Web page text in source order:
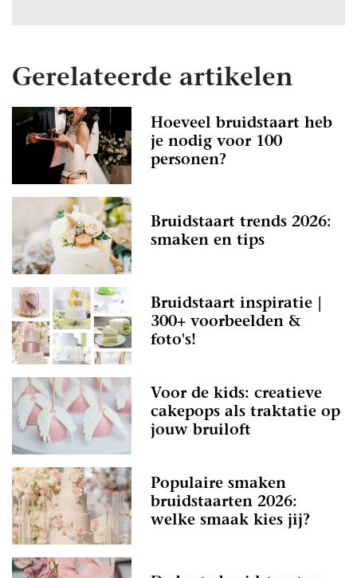
Gerelateerde artikelen
Hoeveel bruidstaart heb
je nodig voor 100
personen?
Bruidstaart trends 2026:
smaken en tips
Bruidstaart inspiratie |
300+ voorbeelden &
foto's!
Voor de kids: creatieve
cakepops als traktatie op
jouw bruiloft
Populaire smaken
bruidstaarten 2026:
welke smaak kies jij?